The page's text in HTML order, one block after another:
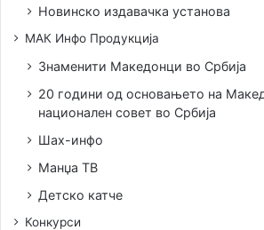
Новинско издавачка установа
МАК Инфо Продукција
Знаменити Македонци во Србија
20 години од основањето на
национален совет во Србија
Шах-инфо
Манџа ТВ
Детско катче
Конкурси